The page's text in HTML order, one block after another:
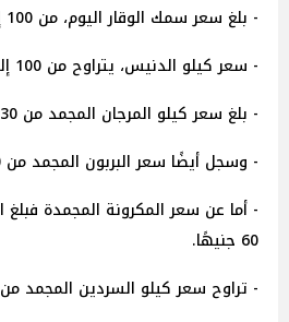
- بلغ سعر سمك الوقار اليوم، من 100 إلى 260 جنيهًا.
- سعر كيلو الدنيس، يتراوح من 100 إلى 275 جنيهًا.
- بلغ سعر كيلو المرجان المجمد من 30 إلى 50 جنيهًا.
- وسجل أيضًا سعر البربون المجمد من 30 إلى 50 جنيهًا.
60 جنيهًا.
- تراوح سعر كيلو السردين المجمد من 50 إلى 100 جنيه.